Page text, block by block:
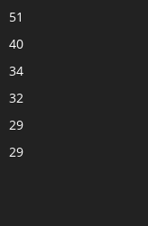
51
40
34
32
29
29